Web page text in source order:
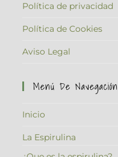
Política de privacidad
Política de Cookies
Aviso Legal
Menú De Navegación
Inicio
La Espirulina